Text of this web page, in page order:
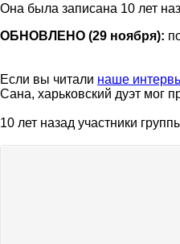
Она была записана 10 лет
ОБНОВЛЕНО (29 ноября):
Если вы читали наше
Сана, харьковский дуэт мог
10 лет назад участники